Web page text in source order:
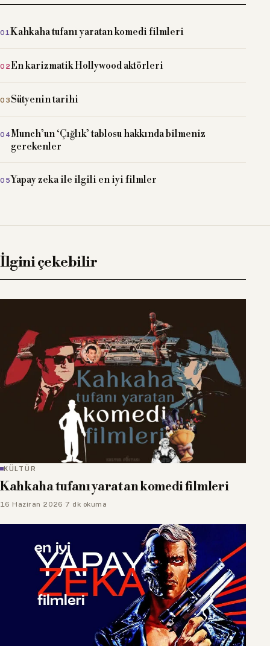
Kahkaha tufanı yaratan komedi filmleri
En karizmatik Hollywood aktörleri
Sütyenin tarihi
Munch’un ‘Çığlık’ tablosu hakkında bilmeniz
gerekenler
Yapay zeka ile ilgili en iyi filmler
İlgini çekebilir
KÜLTÜR
Kahkaha tufanı yaratan komedi filmleri
16 Haziran 2026 ·7 dk okuma